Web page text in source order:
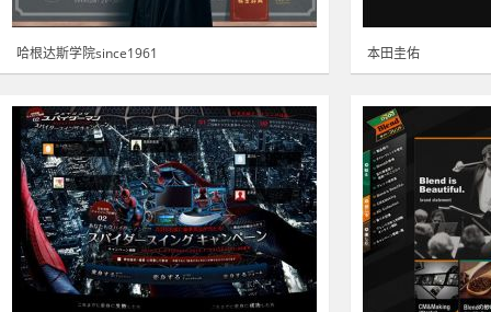
哈根达斯学院since1961 本田圭佑